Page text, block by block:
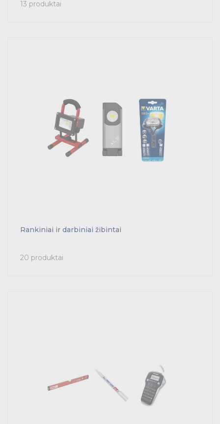
13 produktai
Rankiniai ir darbiniai žibintai
20 produktai